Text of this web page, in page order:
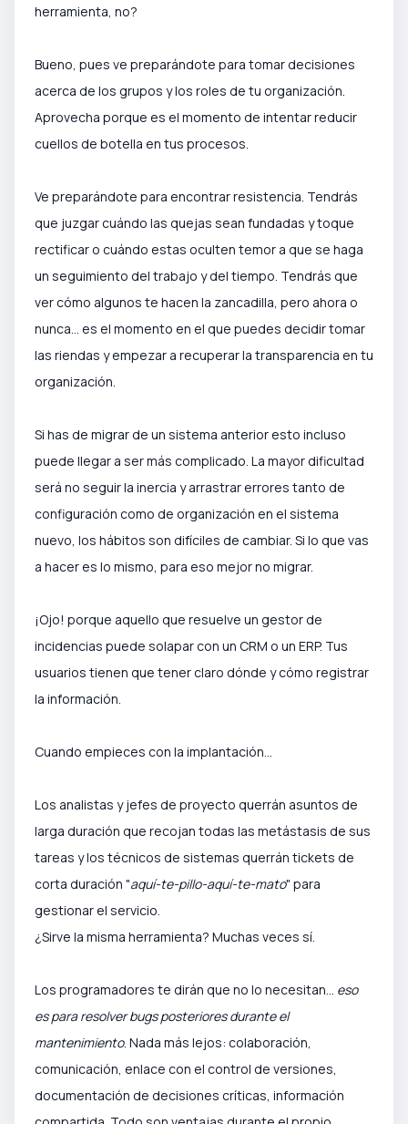
herramienta, no?
Bueno, pues ve preparándote para tomar decisiones
acerca de los grupos y los roles de tu organización.
Aprovecha porque es el momento de intentar reducir
cuellos de botella en tus procesos.
Ve preparándote para encontrar resistencia. Tendrás
que juzgar cuándo las quejas sean fundadas y toque
rectificar o cuándo estas oculten temor a que se haga
un seguimiento del trabajo y del tiempo. Tendrás que
ver cómo algunos te hacen la zancadilla, pero ahora o
nunca... es el momento en el que puedes decidir tomar
las riendas y empezar a recuperar la transparencia en tu
organización.
Si has de migrar de un sistema anterior esto incluso
puede llegar a ser más complicado. La mayor dificultad
será no seguir la inercia y arrastrar errores tanto de
configuración como de organización en el sistema
nuevo, los hábitos son difíciles de cambiar. Si lo que vas
a hacer es lo mismo, para eso mejor no migrar.
¡Ojo! porque aquello que resuelve un gestor de
incidencias puede solapar con un CRM o un ERP. Tus
usuarios tienen que tener claro dónde y cómo registrar
la información.
Cuando empieces con la implantación...
Los analistas y jefes de proyecto querrán asuntos de
larga duración que recojan todas las metástasis de sus
tareas y los técnicos de sistemas querrán tickets de
corta duración "aquí-te-pillo-aquí-te-mato" para
gestionar el servicio.
¿Sirve la misma herramienta? Muchas veces sí.
Los programadores te dirán que no lo necesitan... eso
es para resolver bugs posteriores durante el
mantenimiento. Nada más lejos: colaboración,
comunicación, enlace con el control de versiones,
documentación de decisiones críticas, información